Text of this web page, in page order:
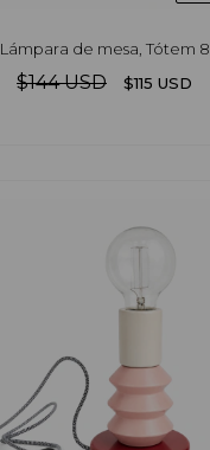
Lámpara de mesa, Tótem 8
$144 USD $115 USD